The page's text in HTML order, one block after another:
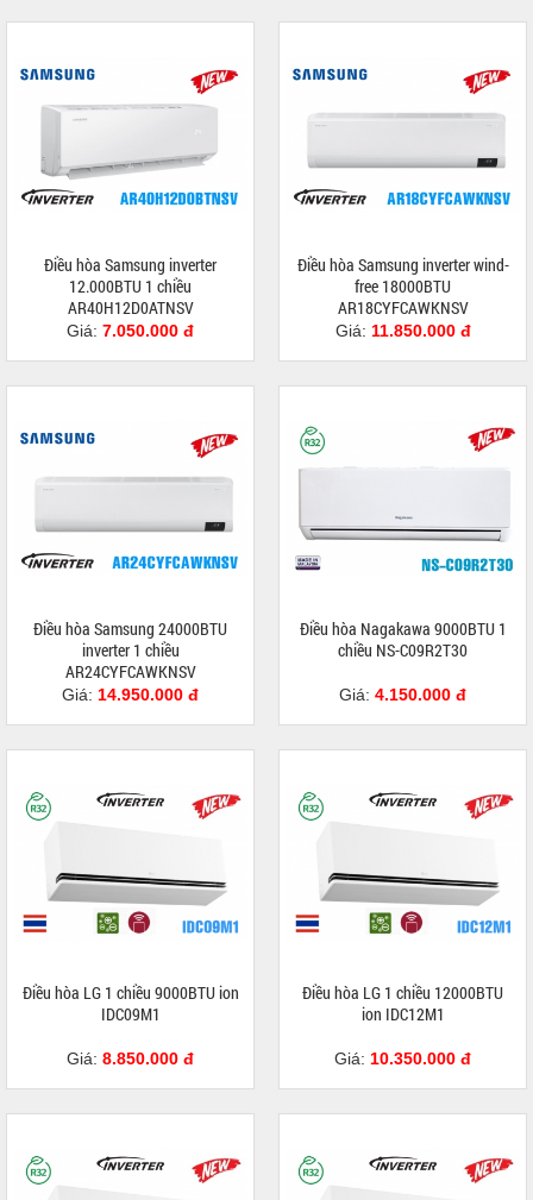
Điều hòa Samsung inverter
12.000BTU 1 chiều
AR40H12D0ATNSV
Giá: 7.050.000 đ
Điều hòa Samsung inverter wind-
free 18000BTU
AR18CYFCAWKNSV
Giá: 11.850.000 đ
Điều hòa Samsung 24000BTU
inverter 1 chiều
AR24CYFCAWKNSV
Giá: 14.950.000 đ
Điều hòa Nagakawa 9000BTU 1
chiều NS-C09R2T30
Giá: 4.150.000 đ
Điều hòa LG 1 chiều 9000BTU ion
IDC09M1
Giá: 8.850.000 đ
Điều hòa LG 1 chiều 12000BTU
ion IDC12M1
Giá: 10.350.000 đ